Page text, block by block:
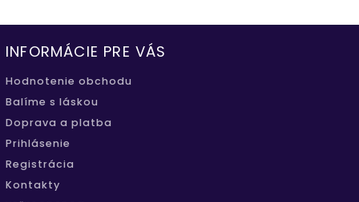
INFORMÁCIE PRE VÁS
Hodnotenie obchodu
Balíme s láskou
Doprava a platba
Prihlásenie
Registrácia
Kontakty